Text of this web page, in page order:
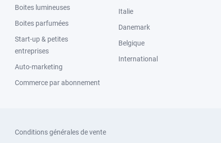
Boites lumineuses
Boites parfumées
Start-up & petites
entreprises
Auto-marketing
Commerce par abonnement
Italie
Danemark
Belgique
International
Conditions générales de vente